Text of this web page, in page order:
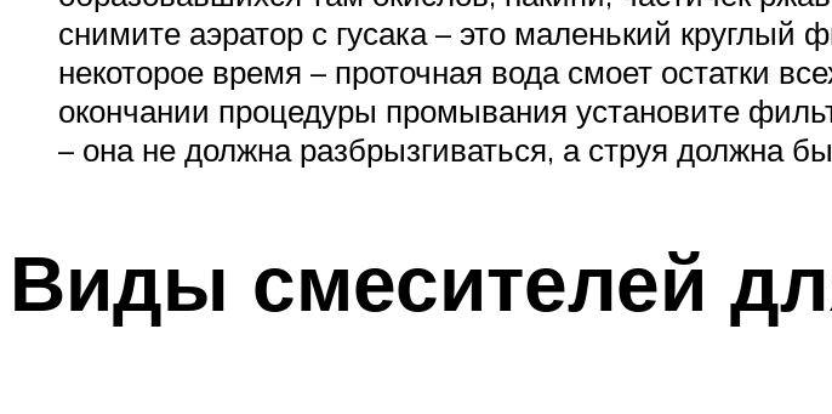
снимите аэратор с гусака – это маленький круглый
некоторое время – проточная вода смоет остатки
окончании процедуры промывания установите
– она не должна разбрызгиваться, а струя должна
Виды смесителей